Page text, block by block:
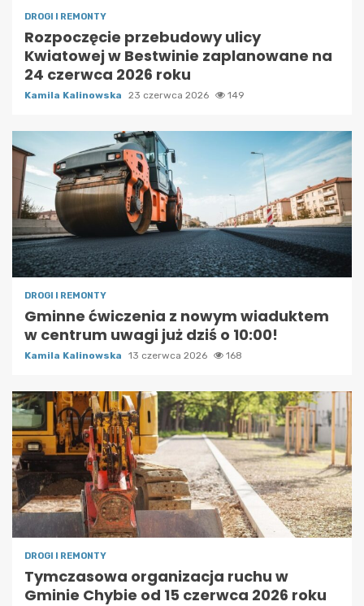
DROGI I REMONTY
Rozpoczęcie przebudowy ulicy
Kwiatowej w Bestwinie zaplanowane na
24 czerwca 2026 roku
Kamila Kalinowska 23 czerwca 2026 149
DROGI I REMONTY
Gminne ćwiczenia z nowym wiaduktem
w centrum uwagi już dziś o 10:00!
Kamila Kalinowska 13 czerwca 2026 168
DROGI I REMONTY
Tymczasowa organizacja ruchu w
Gminie Chybie od 15 czerwca 2026 roku